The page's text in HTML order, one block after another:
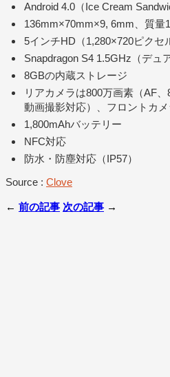
Android 4.0（Ice Cream
136mm×70mm×9, 6mm、質量
5インチHD（1,280×720ピクセ
Snapdragon S4 1.5GHz（デュ
8GBの内蔵ストレージ
リアカメラは800万画素（AF
動画撮影対応）、フロントカメ
1,800mAhバッテリー
NFC対応
防水・防塵対応（IP57）
Source : Clove
← 前の記事 次の記事 →